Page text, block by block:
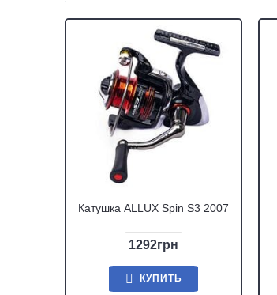
Катушка ALLUX Spin S3 2007
1292грн
КУПИТЬ